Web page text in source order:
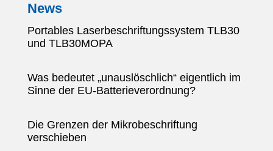
News
Portables Laserbeschriftungssystem TLB30
und TLB30MOPA
Was bedeutet „unauslöschlich“ eigentlich im
Sinne der EU-Batterieverordnung?
Die Grenzen der Mikrobeschriftung
verschieben